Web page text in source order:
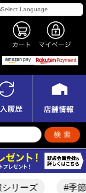
#季節限定酒